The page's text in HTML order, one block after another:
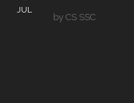
JUL
by CS SSC